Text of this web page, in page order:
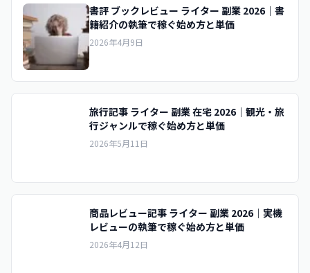
書評 ブックレビュー ライター 副業 2026｜書
籍紹介の執筆で稼ぐ始め方と単価
2026年4月9日
旅行記事 ライター 副業 在宅 2026｜観光・旅
行ジャンルで稼ぐ始め方と単価
2026年5月11日
商品レビュー記事 ライター 副業 2026｜実機
レビューの執筆で稼ぐ始め方と単価
2026年4月12日